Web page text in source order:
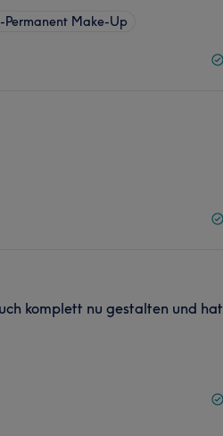
Permanent Make-Up
komplett nu gestalten und hat